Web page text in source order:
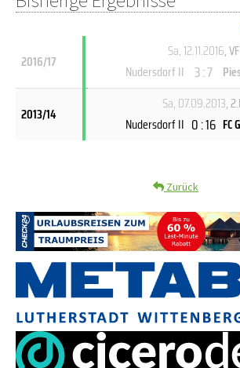
2016/17
Sa, 12.11.2016, VF
Nudersdorf II 3 : 7
2013/14
Sa, 07.09.2013,
Nudersdorf II 0 : 16 FC
Zurück